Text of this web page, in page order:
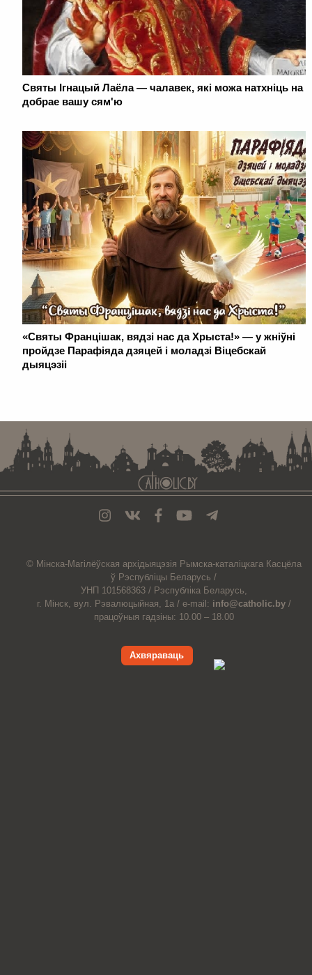
Святы Ігнацый Лаёла — чалавек, які можа натхніць на
добрае вашу сям'ю
«Святы Францішак, вядзі нас да Хрыста!» — у жніўні
пройдзе Парафіяда дзяцей і моладзі Віцебскай
дыяцэзіі
© Мiнска-Магiлёўская архiдыяцэзiя Рымска-каталіцкага Касцёла
ў Рэспубліцы Беларусь /
УНП 101568363 / Рэспубліка Беларусь,
г. Мінск, вул. Рэвалюцыйная, 1а / e-mail: info@catholic.by /
працоўныя гадзіны: 10.00 – 18.00
Ахвяраваць